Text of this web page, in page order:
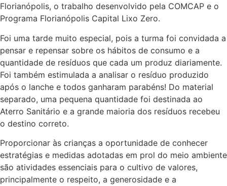
Florianópolis, o trabalho desenvolvido pela COMCAP e o
Programa Florianópolis Capital Lixo Zero.
Foi uma tarde muito especial, pois a turma foi convidada a
pensar e repensar sobre os hábitos de consumo e a
quantidade de resíduos que cada um produz diariamente.
Foi também estimulada a analisar o resíduo produzido
após o lanche e todos ganharam parabéns! Do material
separado, uma pequena quantidade foi destinada ao
Aterro Sanitário e a grande maioria dos resíduos recebeu
o destino correto.
Proporcionar às crianças a oportunidade de conhecer
estratégias e medidas adotadas em prol do meio ambiente
são atividades essenciais para o cultivo de valores,
principalmente o respeito, a generosidade e a